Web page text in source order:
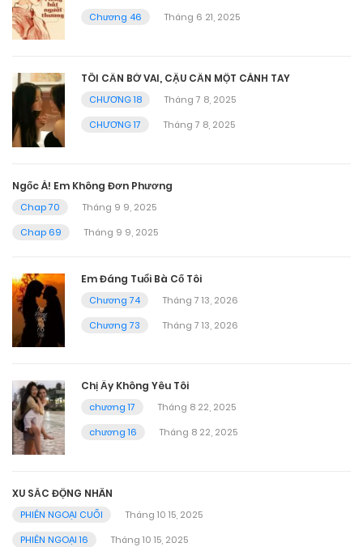
Chương 46
Tháng 6 21, 2025
TÔI CẦN BỜ VAI, CẬU CẦN MỘT CÁNH TAY
CHƯƠNG 18
Tháng 7 8, 2025
CHƯƠNG 17
Tháng 7 8, 2025
Ngốc À! Em Không Đơn Phương
Chap 70
Tháng 9 9, 2025
Chap 69
Tháng 9 9, 2025
Em Đáng Tuổi Bà Cố Tôi
Chương 74
Tháng 7 13, 2026
Chương 73
Tháng 7 13, 2026
Chị Ấy Không Yêu Tôi
chương 17
Tháng 8 22, 2025
chương 16
Tháng 8 22, 2025
XU SẮC ĐỘNG NHÂN
PHIÊN NGOẠI CUỐI
Tháng 10 15, 2025
PHIÊN NGOẠI 16
Tháng 10 15, 2025